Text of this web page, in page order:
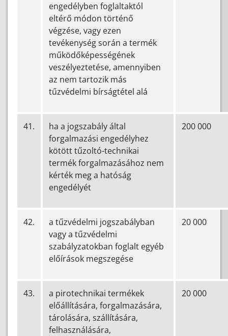
engedélyben foglaltaktól
eltérő módon történő
végzése, vagy ezen
tevékenység során a termék
működőképességének
veszélyeztetése, amennyiben
az nem tartozik más
tűzvédelmi bírságtétel alá
41.
ha a jogszabály által
forgalmazási engedélyhez
kötött tűzoltó-technikai
termék forgalmazásához nem
kérték meg a hatóság
engedélyét
200 000
42.
a tűzvédelmi jogszabályban
vagy a tűzvédelmi
szabályzatokban foglalt egyéb
előírások megszegése
20 000
43.
a pirotechnikai termékek
előállítására, forgalmazására,
tárolására, szállítására,
felhasználására,
20 000